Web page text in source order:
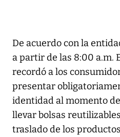
De acuerdo con la
a partir de las 8:00 a.m.
recordó a los
presentar
identidad al momento
llevar bolsas
traslado de los